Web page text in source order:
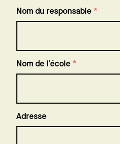
Nom du responsable *
Nom de l'école *
Adresse
de
Adresse